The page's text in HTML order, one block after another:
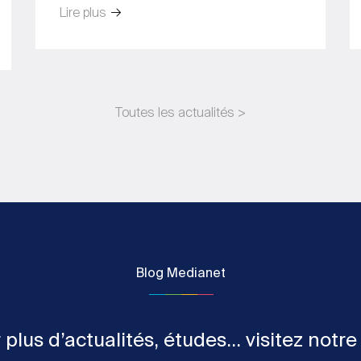
Lire plus
Toutes les actualités >
Blog Medianet
plus d’actualités, études... visitez